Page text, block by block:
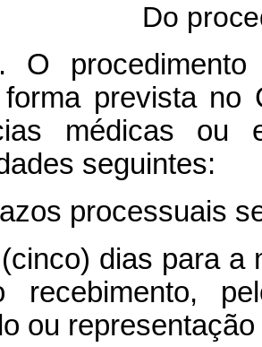
Do
O procedimento
prevista no
médicas ou
seguintes:
processuais
dias para a
recebimento,
ou